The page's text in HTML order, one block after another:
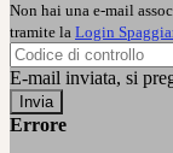
Non hai una e-mail
tramite la Login
E-mail inviata, si
Errore